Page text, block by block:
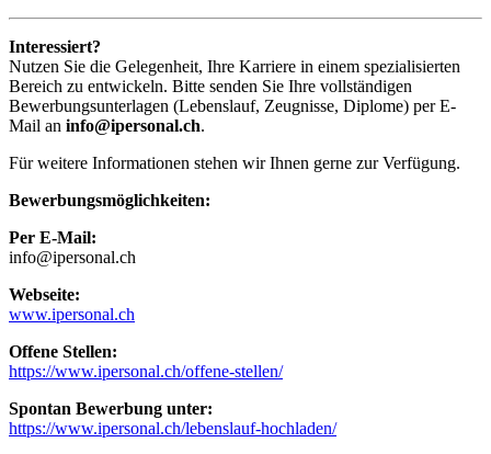
Interessiert?
Nutzen Sie die Gelegenheit, Ihre Karriere in einem spezialisierten
Bereich zu entwickeln. Bitte senden Sie Ihre vollständigen
Bewerbungsunterlagen (Lebenslauf, Zeugnisse, Diplome) per E-
Mail an info@ipersonal.ch.
Für weitere Informationen stehen wir Ihnen gerne zur Verfügung.
Bewerbungsmöglichkeiten:
Per E-Mail:
info@ipersonal.ch
Webseite:
www.ipersonal.ch
Offene Stellen:
https://www.ipersonal.ch/offene-stellen/
Spontan Bewerbung unter:
https://www.ipersonal.ch/lebenslauf-hochladen/